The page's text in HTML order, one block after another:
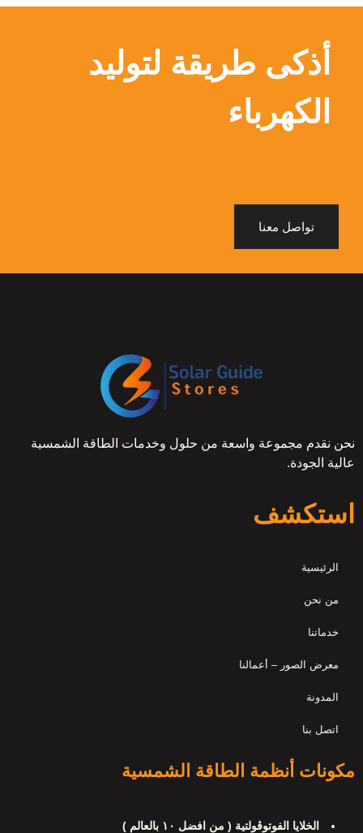
أذكى طريقة لتوليد
الكهرباء
تواصل معنا
نحن نقدم مجموعة واسعة من حلول وخدمات الطاقة الشمسية
عالية الجودة.
استكشف
الرئيسية
من نحن
خدماتنا
معرض الصور – أعمالنا
المدونة
اتصل بنا
مكونات أنظمة الطاقة الشمسية
الخلايا الفوتوڤولتية ( من افضل ١٠ بالعالم )